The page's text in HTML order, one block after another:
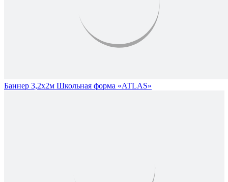
Баннер 3,2х2м Школьная форма «ATLAS»